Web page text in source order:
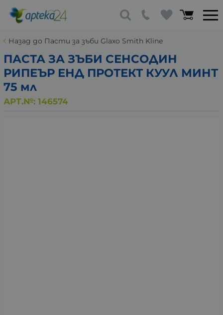
Назад до Пасти за зъби Glaxo Smith Kline
ПАСТА ЗА ЗЪБИ СЕНСОДИН
РИПЕЪР ЕНД ПРОТЕКТ КУУЛ МИНТ
75 мл
АРТ.№: 146574